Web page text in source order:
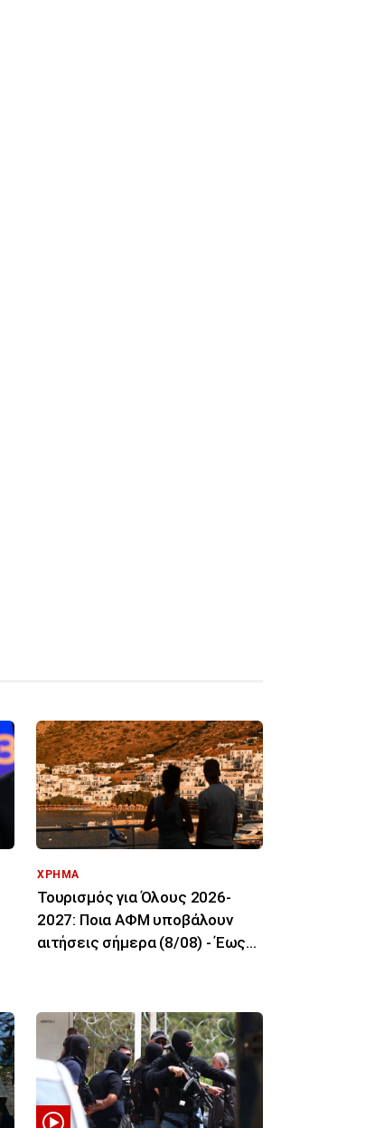
ΧΡΗΜΑ
Τουρισμός για Όλους 2026-
2027: Ποια ΑΦΜ υποβάλουν
αιτήσεις σήμερα (8/08) - Έως